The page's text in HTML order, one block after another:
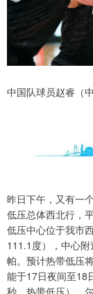
中国队球员赵睿（
昨日下午，又有一
低压总体西北行，
低压中心位于我市
111.1度），中心
帕。预计热带低压
能于17日夜间至
秒，热带低压），